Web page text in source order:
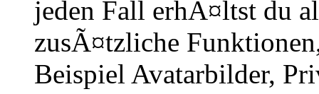
jeden Fall erhÃ¤ltst du
zusÃ¤tzliche
Beispiel Avatarbilder,